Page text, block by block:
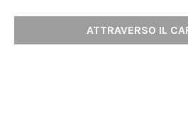
ATTRAVERSO IL